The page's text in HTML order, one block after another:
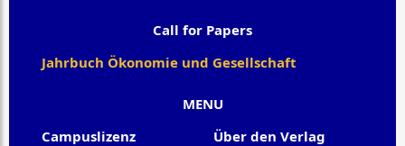
MENU
Campuslizenz
Über den Verlag
Call for Papers
Jahrbuch Ökonomie und Gesellschaft